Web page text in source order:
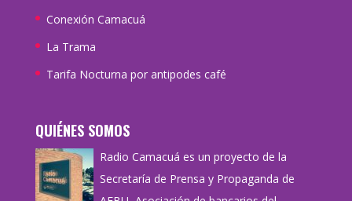
Conexión Camacuá
La Trama
Tarifa Nocturna por antipodes café
QUIÉNES SOMOS
Radio Camacuá es un proyecto de la
Secretaría de Prensa y Propaganda de